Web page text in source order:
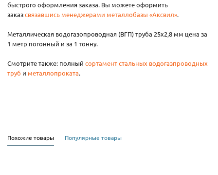
быстрого оформления заказа. Вы можете оформить
заказсвязавшись менеджерами металлобазы «Аксвил».
Металлическая водогазопроводная (ВГП) труба 25х2,8 мм цена за
1 метр погонный и за 1 тонну.
Смотрите также: полный сортамент стальных водогазпроводных
труб и металлопроката.
Похожие товары Популярные товары